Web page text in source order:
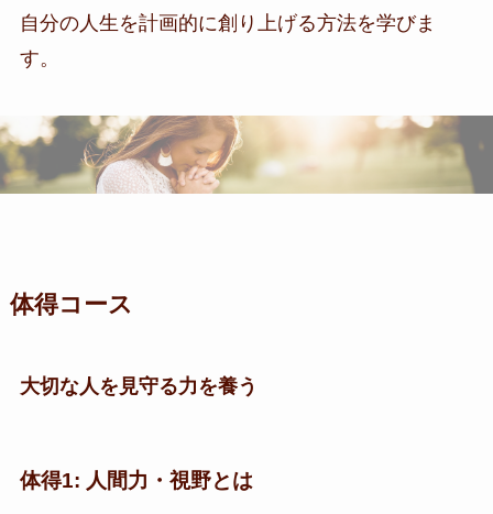
自分の人生を計画的に創り上げる方法を学びま
す。
体得コース
大切な人を見守る力を養う
体得1: 人間力・視野とは